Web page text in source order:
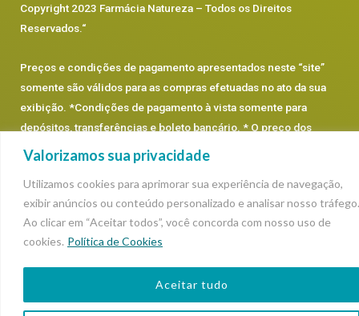
Valorizamos sua privacidade
Utilizamos cookies para aprimorar sua experiência de navegação,
exibir anúncios ou conteúdo personalizado e analisar nosso tráfego.
Ao clicar em “Aceitar todos”, você concorda com nosso uso de
cookies. Política de Cookies
Aceitar tudo
Copyright 2023 Farmácia Natureza – Todos os Direitos
Reservados.“
Preços e condições de pagamento apresentados neste “site”
somente são válidos para as compras efetuadas no ato da sua
exibição. *Condições de pagamento à vista somente para
depósitos, transferências e boleto bancário. * O preço dos
produtos prevalecerá os que estão dentro de cada categoria,
podendo sofrer alterações.